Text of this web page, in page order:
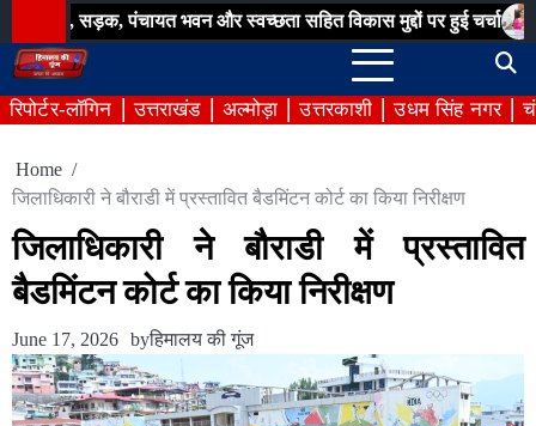
to
content
पंचायत भवन और स्वच्छता सहित विकास मुद्दों पर हुई चर्चा बिना
रिपोर्टर-लॉगिन उत्तराखंड अल्मोड़ा उत्तरकाशी उधम सिंह नगर
Home
जिलाधिकारी ने बौराडी में प्रस्तावित बैडमिंटन कोर्ट का किया निरीक्षण
जिलाधिकारी ने बौराडी में प्रस्तावित
बैडमिंटन कोर्ट का किया निरीक्षण
June 17, 2026 byहिमालय की गूंज